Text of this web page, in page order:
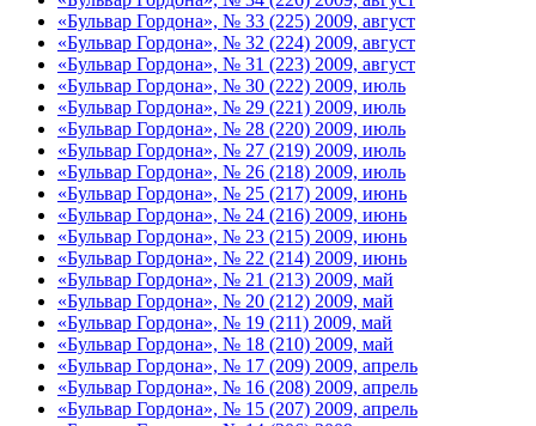
«Бульвар Гордона», № 33 (225) 2009, август
«Бульвар Гордона», № 32 (224) 2009, август
«Бульвар Гордона», № 31 (223) 2009, август
«Бульвар Гордона», № 30 (222) 2009, июль
«Бульвар Гордона», № 29 (221) 2009, июль
«Бульвар Гордона», № 28 (220) 2009, июль
«Бульвар Гордона», № 27 (219) 2009, июль
«Бульвар Гордона», № 26 (218) 2009, июль
«Бульвар Гордона», № 25 (217) 2009, июнь
«Бульвар Гордона», № 24 (216) 2009, июнь
«Бульвар Гордона», № 23 (215) 2009, июнь
«Бульвар Гордона», № 22 (214) 2009, июнь
«Бульвар Гордона», № 21 (213) 2009, май
«Бульвар Гордона», № 20 (212) 2009, май
«Бульвар Гордона», № 19 (211) 2009, май
«Бульвар Гордона», № 18 (210) 2009, май
«Бульвар Гордона», № 17 (209) 2009, апрель
«Бульвар Гордона», № 16 (208) 2009, апрель
«Бульвар Гордона», № 15 (207) 2009, апрель